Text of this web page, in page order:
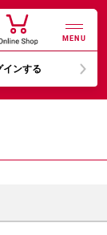
MENU
インする